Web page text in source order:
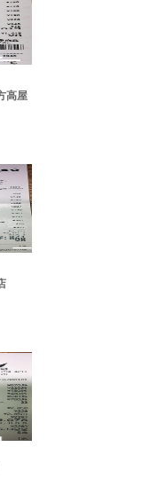
高屋